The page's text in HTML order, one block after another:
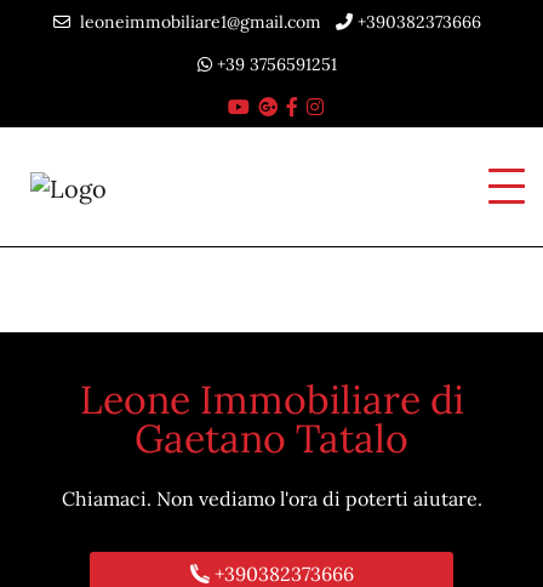
leoneimmobiliare1@gmail.com
+390382373666
+39 3756591251
Leone Immobiliare di
Gaetano Tatalo
Chiamaci. Non vediamo l'ora di poterti aiutare.
+390382373666